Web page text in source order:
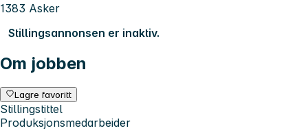
1383 Asker
Stillingsannonsen er inaktiv.
Om jobben
Lagre favoritt
Stillingstittel
Produksjonsmedarbeider